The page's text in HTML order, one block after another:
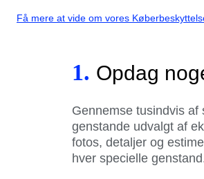
Få mere at vide om vores
1. Opdag
Gennemse tusindvis af
genstande udvalgt af
fotos, detaljer og
hver specielle